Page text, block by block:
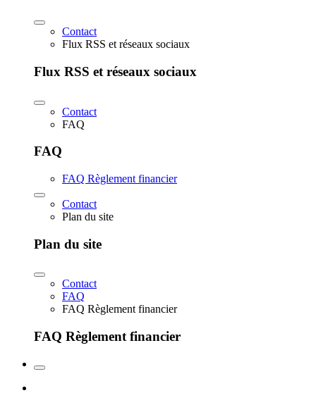
Contact
Flux RSS et réseaux sociaux
Flux RSS et réseaux sociaux
Contact
FAQ
FAQ
FAQ Règlement financier
Contact
Plan du site
Plan du site
Contact
FAQ
FAQ Règlement financier
FAQ Règlement financier